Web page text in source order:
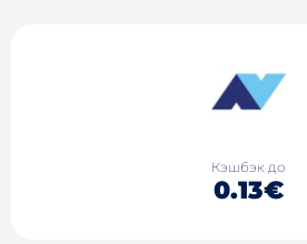
Кэшбэк до
0.13€